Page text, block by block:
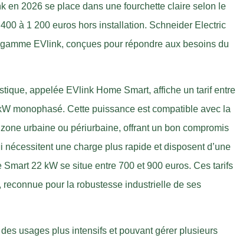
en 2026 se place dans une fourchette claire selon le
à 1 200 euros hors installation. Schneider Electric
EVlink, conçues pour répondre aux besoins du
appelée EVlink Home Smart, affiche un tarif entre
monophasé. Cette puissance est compatible avec la
urbaine ou périurbaine, offrant un bon compromis
une charge plus rapide et disposent d’une
22 kW se situe entre 700 et 900 euros. Ces tarifs
pour la robustesse industrielle de ses
usages plus intensifs et pouvant gérer plusieurs